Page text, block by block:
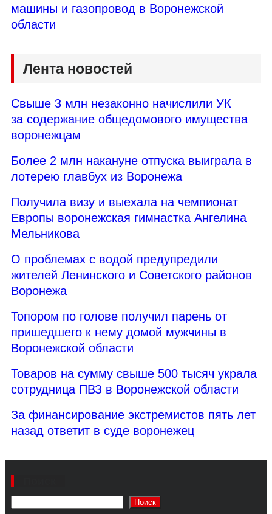
машины и газопровод в Воронежской
области
Лента новостей
Свыше 3 млн незаконно начислили УК
за содержание общедомового имущества
воронежцам
Более 2 млн накануне отпуска выиграла в
лотерею главбух из Воронежа
Получила визу и выехала на чемпионат
Европы воронежская гимнастка Ангелина
Мельникова
О проблемах с водой предупредили
жителей Ленинского и Советского районов
Воронежа
Топором по голове получил парень от
пришедшего к нему домой мужчины в
Воронежской области
Товаров на сумму свыше 500 тысяч украла
сотрудница ПВЗ в Воронежской области
За финансирование экстремистов пять лет
назад ответит в суде воронежец
Поиск